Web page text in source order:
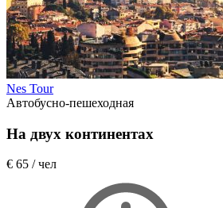
Nes Tour
Автобусно-пешеходная
На двух континентах
€ 65 / чел